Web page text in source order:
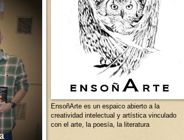
EnsoñArte es un espaico abierto a la
creatividad intelectual y artística vinculado
con el arte, la poesía, la literatura